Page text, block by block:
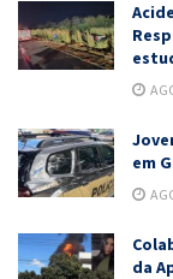
em
da